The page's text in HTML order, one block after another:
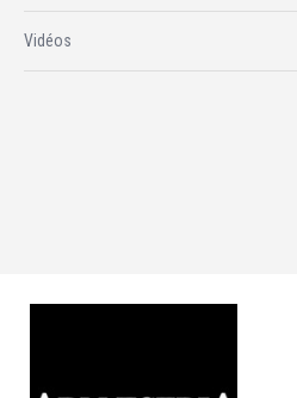
Vidéos